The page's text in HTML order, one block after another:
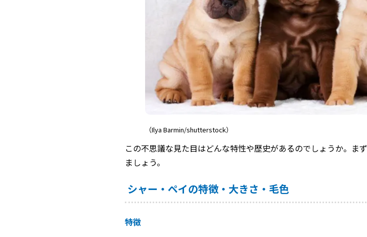
（Ilya Barmin/shutterstock）
この不思議な見た目はどんな特性や歴史があるのでしょうか。ま
ましょう。
シャー・ペイの特徴・大きさ・毛色
特徴